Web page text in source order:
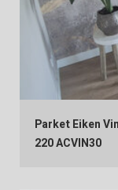
Parket Eiken
220 ACVIN30